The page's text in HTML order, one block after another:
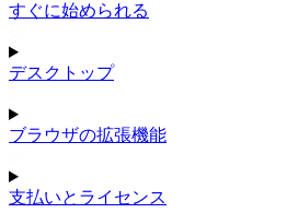
すぐに始められる
デスクトップ
ブラウザの拡張機能
支払いとライセンス